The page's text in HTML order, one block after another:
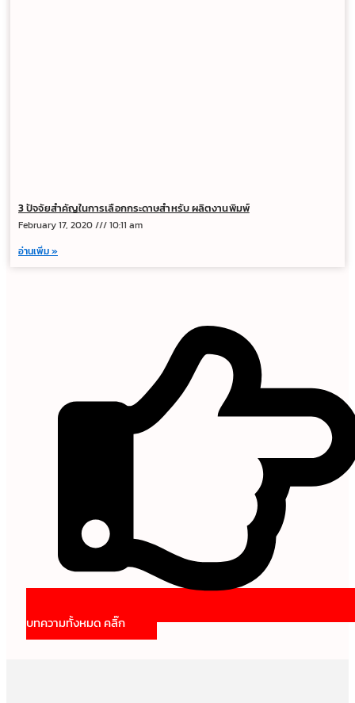
3 ปัจจัยสำคัญในการเลือกกระดาษสำหรับ ผลิตงานพิมพ์
February 17, 2020
10:11 am
อ่านเพิ่ม »
บทความทั้งหมด คลิ๊ก